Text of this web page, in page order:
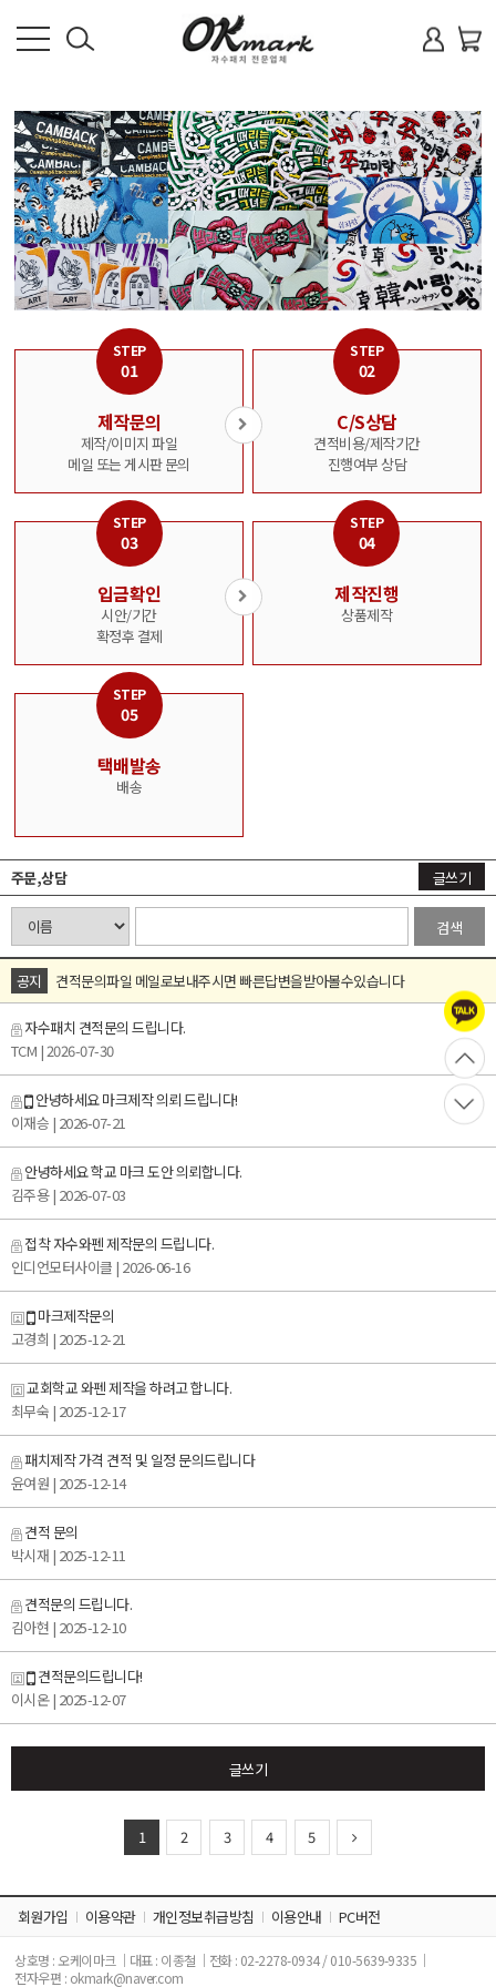
소
개
상
품
안
내
제
방
견
품
바
뮤
티
실
색
상
표
STEP
01
제작문의
제작/이미지 파일
메일 또는 게시판 문의
STEP
02
C/S상담
견적비용/제작기간
진행여부 상담
STEP
03
입금확인
시안/기간
확정후 결제
STEP
04
제작진행
상품제작
STEP
05
택배발송
배송
주문,상담 글쓰기
검색
공지 견적문의파일 메일로보내주시면 빠른답변을받아볼수있습니다
자수패치 견적문의 드립니다.
TCM | 2026-07-30
안녕하세요 마크제작 의뢰 드립니다!
이재승 | 2026-07-21
안녕하세요 학교 마크 도안 의뢰합니다.
김주용| 2026-07-03
접착 자수와펜 제작문의 드립니다.
인디언모터사이클 | 2026-06-16
마크제작문의
고경희 | 2025-12-21
교회학교 와펜 제작을 하려고 합니다.
최무숙 | 2025-12-17
패치제작 가격 견적 및 일정 문의드립니다
윤여원 | 2025-12-14
견적 문의
박시재 | 2025-12-11
견적문의 드립니다.
김아현 | 2025-12-10
견적문의드립니다!
이시온| 2025-12-07
글쓰기
1 2 3 4 5
회원가입 이용약관 개인정보취급방침 이용안내 PC버전
상호명 : 오케이마크 대표 : 이종철
전화 : 02-2278-0934 / 010-5639-9335
전자우편 : okmark@naver.com